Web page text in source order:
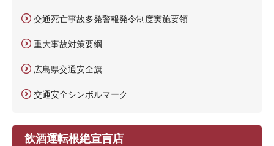
交通死亡事故多発警報発令制度実施要領
重大事故対策要綱
広島県交通安全旗
交通安全シンボルマーク
飲酒運転根絶宣言店